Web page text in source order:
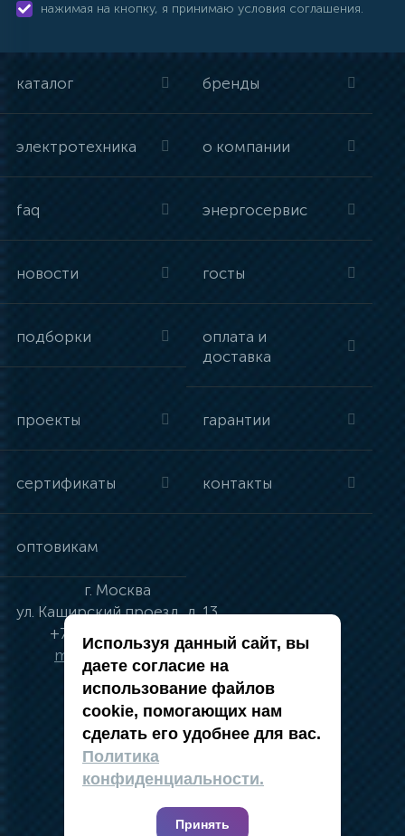
нажимая на кнопку, я принимаю условия соглашения.
каталог бренды
электротехника о компании
faq энергосервис
новости госты
подборки
оплата и
доставка
проекты гарантии
сертификаты контакты
оптовикам
г. Москва
ул. Каширский проезд, д. 13
+7 (495) 134-41-83
moskva@vincci.ru
политика в отношении обработки
персональных данных
публичная оферта
карта сайта
Используя данный сайт, вы
даете согласие на
использование файлов
cookie, помогающих нам
сделать его удобнее для вас.
Политика
конфиденциальности.
Принять